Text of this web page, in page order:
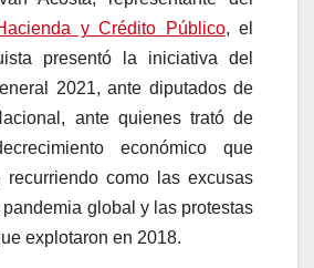
y Crédito Público, el
presentó la iniciativa del
2021, ante diputados de
ante quienes trató de
económico que
recurriendo como las excusas
global y las protestas
explotaron en 2018.